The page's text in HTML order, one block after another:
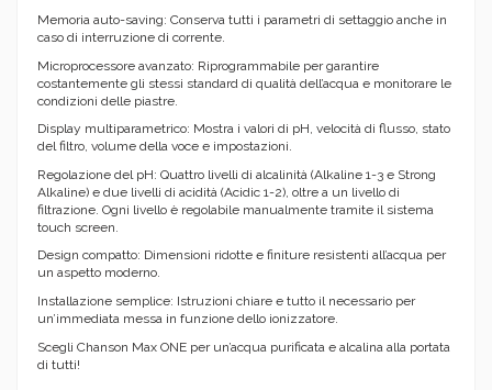
Memoria auto-saving: Conserva tutti i parametri di settaggio anche in
caso di interruzione di corrente.
Microprocessore avanzato: Riprogrammabile per garantire
costantemente gli stessi standard di qualità dell’acqua e monitorare le
condizioni delle piastre.
Display multiparametrico: Mostra i valori di pH, velocità di flusso, stato
del filtro, volume della voce e impostazioni.
Regolazione del pH: Quattro livelli di alcalinità (Alkaline 1-3 e Strong
Alkaline) e due livelli di acidità (Acidic 1-2), oltre a un livello di
filtrazione. Ogni livello è regolabile manualmente tramite il sistema
touch screen.
Design compatto: Dimensioni ridotte e finiture resistenti all’acqua per
un aspetto moderno.
Installazione semplice: Istruzioni chiare e tutto il necessario per
un’immediata messa in funzione dello ionizzatore.
Scegli Chanson Max ONE per un’acqua purificata e alcalina alla portata
di tutti!